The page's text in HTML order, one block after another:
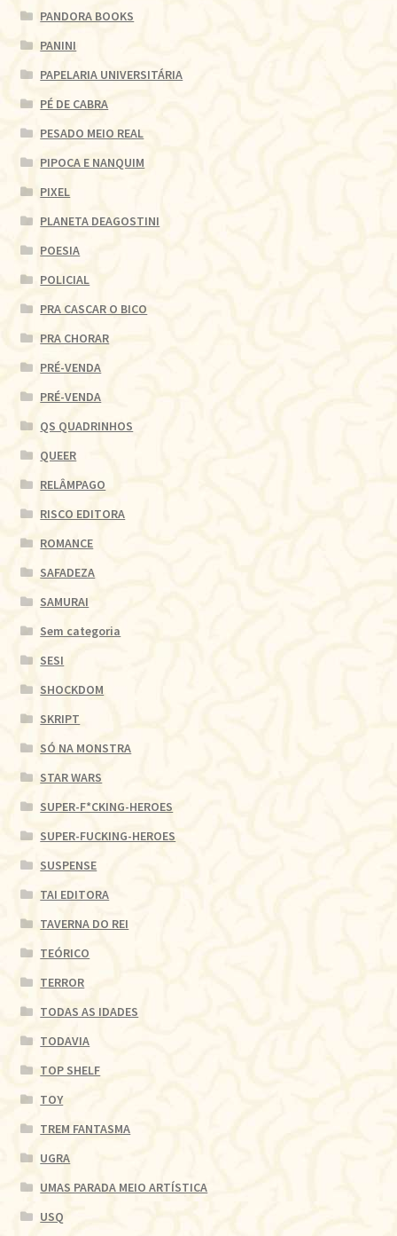
PANDORA BOOKS
PANINI
PAPELARIA UNIVERSITÁRIA
PÉ DE CABRA
PESADO MEIO REAL
PIPOCA E NANQUIM
PIXEL
PLANETA DEAGOSTINI
POESIA
POLICIAL
PRA CASCAR O BICO
PRA CHORAR
PRÉ-VENDA
PRÉ-VENDA
QS QUADRINHOS
QUEER
RELÂMPAGO
RISCO EDITORA
ROMANCE
SAFADEZA
SAMURAI
Sem categoria
SESI
SHOCKDOM
SKRIPT
SÓ NA MONSTRA
STAR WARS
SUPER-F*CKING-HEROES
SUPER-FUCKING-HEROES
SUSPENSE
TAI EDITORA
TAVERNA DO REI
TEÓRICO
TERROR
TODAS AS IDADES
TODAVIA
TOP SHELF
TOY
TREM FANTASMA
UGRA
UMAS PARADA MEIO ARTÍSTICA
USQ